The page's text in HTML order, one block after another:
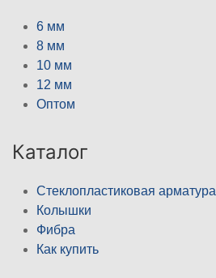
6 мм
8 мм
10 мм
12 мм
Оптом
Каталог
Стеклопластиковая арматура
Колышки
Фибра
Как купить